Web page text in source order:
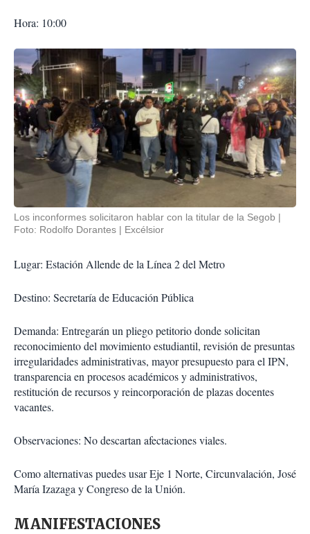
Hora: 10:00
Los inconformes solicitaron hablar con la titular de la Segob
Foto: Rodolfo Dorantes | Excélsior
Lugar: Estación Allende de la Línea 2 del Metro
Destino: Secretaría de Educación Pública
Demanda: Entregarán un pliego petitorio donde solicitan
reconocimiento del movimiento estudiantil, revisión de presuntas
irregularidades administrativas, mayor presupuesto para el IPN,
transparencia en procesos académicos y administrativos,
restitución de recursos y reincorporación de plazas docentes
vacantes.
Observaciones: No descartan afectaciones viales.
Como alternativas puedes usar Eje 1 Norte, Circunvalación, José
María Izazaga y Congreso de la Unión.
MANIFESTACIONES